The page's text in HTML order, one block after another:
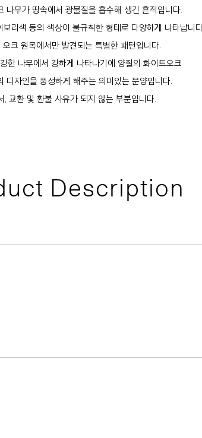
나무가 땅속에서 광물질을 흡수해 생긴 흔적입니다.
보리색 등의 색상이 불규칙한 형태로 다양하게 나타납니
오크 원목에서만 발견되는 특별한 패턴입니다.
한 나무에서 강하게 나타나기에 양질의 화이트오크
디자인을 풍성하게 해주는 의미있는 문양입니다.
, 교환 및 환불 사유가 되지 않는 부분입니다.
Description